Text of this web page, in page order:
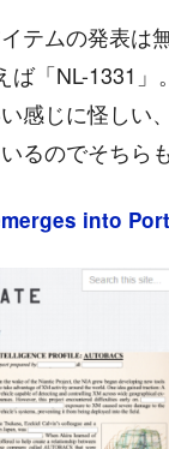
テムの発表は
「NL-1331」
感じに怪しい
るのでそちら
into